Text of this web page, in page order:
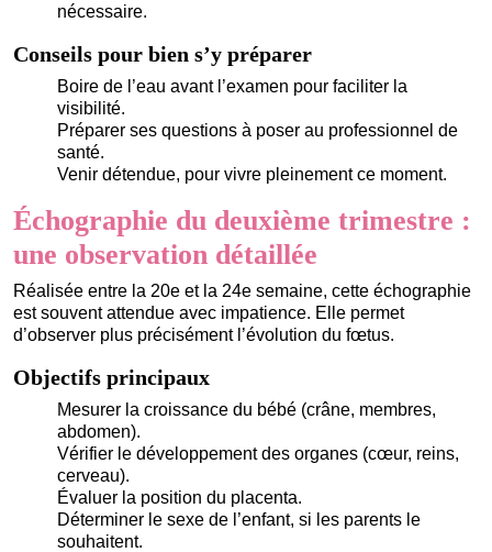
nécessaire.
Conseils pour bien s’y préparer
Boire de l’eau avant l’examen pour faciliter la
visibilité.
Préparer ses questions à poser au professionnel de
santé.
Venir détendue, pour vivre pleinement ce moment.
Échographie du deuxième trimestre :
une observation détaillée
Réalisée entre la 20e et la 24e semaine, cette échographie
est souvent attendue avec impatience. Elle permet
d’observer plus précisément l’évolution du fœtus.
Objectifs principaux
Mesurer la croissance du bébé (crâne, membres,
abdomen).
Vérifier le développement des organes (cœur, reins,
cerveau).
Évaluer la position du placenta.
Déterminer le sexe de l’enfant, si les parents le
souhaitent.